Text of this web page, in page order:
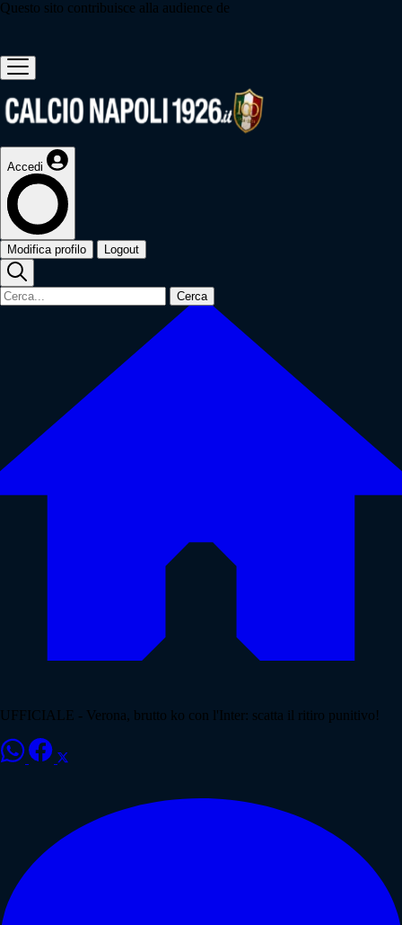
Questo sito contribuisce alla audience de
Accedi
Modifica profilo Logout
Cerca
UFFICIALE - Verona, brutto ko con l'Inter: scatta il ritiro punitivo!